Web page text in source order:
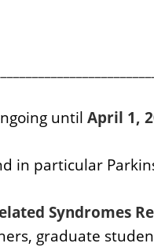
until April 1,
particular
Syndromes
graduate